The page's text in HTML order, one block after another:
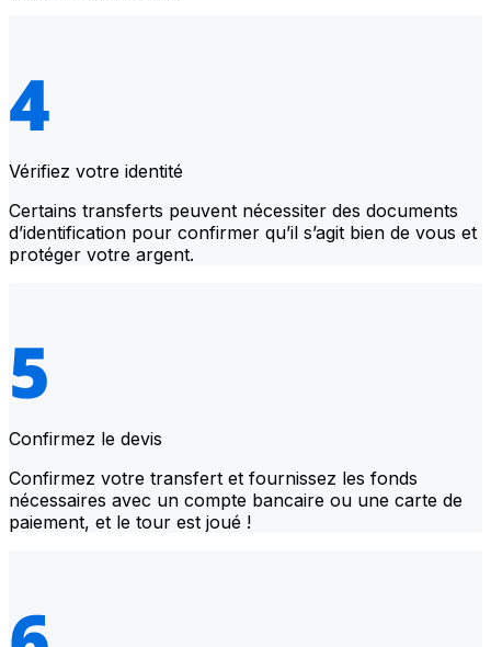
Vérifiez votre identité
Certains transferts peuvent nécessiter des documents
d’identification pour confirmer qu’il s’agit bien de vous et
protéger votre argent.
Confirmez le devis
Confirmez votre transfert et fournissez les fonds
nécessaires avec un compte bancaire ou une carte de
paiement, et le tour est joué !